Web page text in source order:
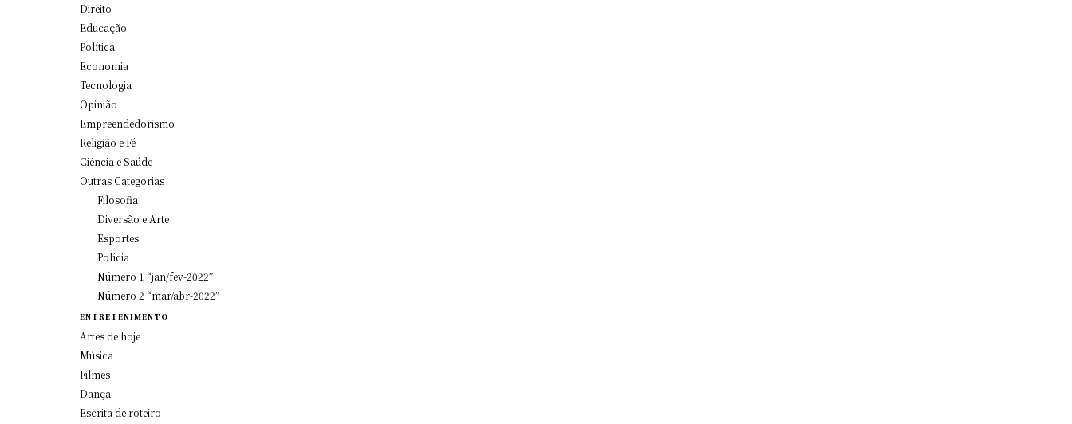
Direito
Educação
Política
Economia
Tecnologia
Opinião
Empreendedorismo
Religião e Fé
Ciência e Saúde
Outras Categorias
Filosofia
Diversão e Arte
Esportes
Polícia
Número 1 “jan/fev-2022”
Número 2 “mar/abr-2022”
ENTRETENIMENTO
Artes de hoje
Música
Filmes
Dança
Escrita de roteiro